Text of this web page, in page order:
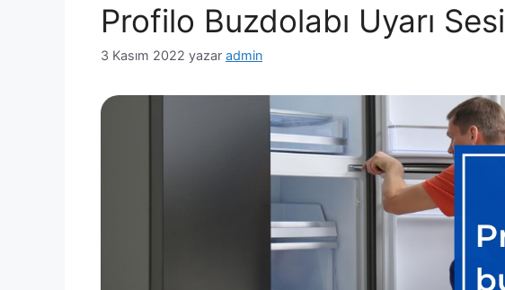
Profilo Buzdolabı Uyarı Sesi
3 Kasım 2022 yazar admin